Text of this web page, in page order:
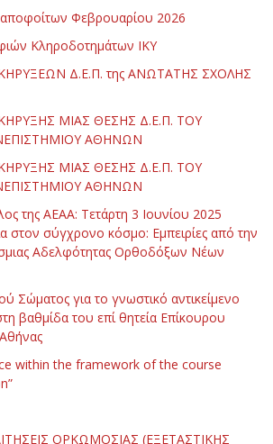
Φεβρουαρίου 2026
Κληροδοτημάτων ΙΚΥ
Δ.Ε.Π. της ΑΝΩΤΑΤΗΣ ΣΧΟΛΗΣ
ΜΙΑΣ ΘΕΣΗΣ Δ.Ε.Π. ΤΟΥ
ΑΘΗΝΩΝ
ΜΙΑΣ ΘΕΣΗΣ Δ.Ε.Π. ΤΟΥ
ΑΘΗΝΩΝ
της ΑΕΑΑ: Τετάρτη 3 Ιουνίου 2025
στον σύγχρονο κόσμο: Εμπειρίες από την
Αδελφότητας Ορθοδόξων Νέων
Σώματος για το γνωστικό αντικείμενο
βαθμίδα του επί θητεία Επίκουρου
within the framework of the course
ΟΡΚΩΜΟΣΙΑΣ (ΕΞΕΤΑΣΤΙΚΗΣ